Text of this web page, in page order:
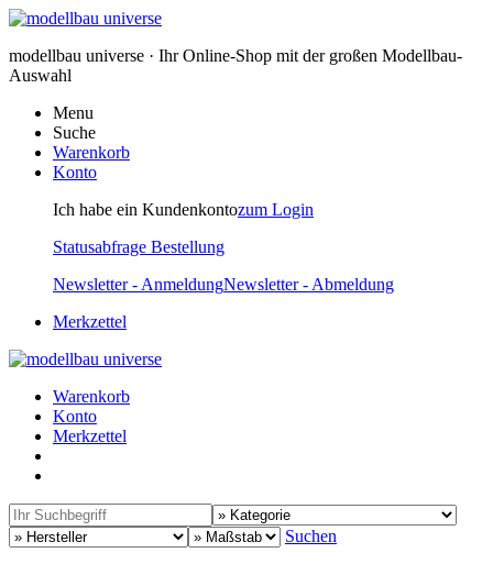
modellbau universe · Ihr Online-Shop mit der großen Modellbau-
Auswahl
Menu
Suche
Warenkorb
Konto
Ich habe ein Kundenkontozum Login
Statusabfrage Bestellung
Newsletter - AnmeldungNewsletter - Abmeldung
Merkzettel
Warenkorb
Konto
Merkzettel
Suchen